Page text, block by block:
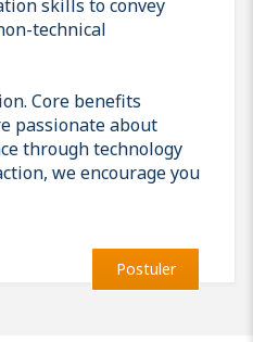
skills to convey
technical
Core benefits
passionate about
through technology
we encourage you
Postuler